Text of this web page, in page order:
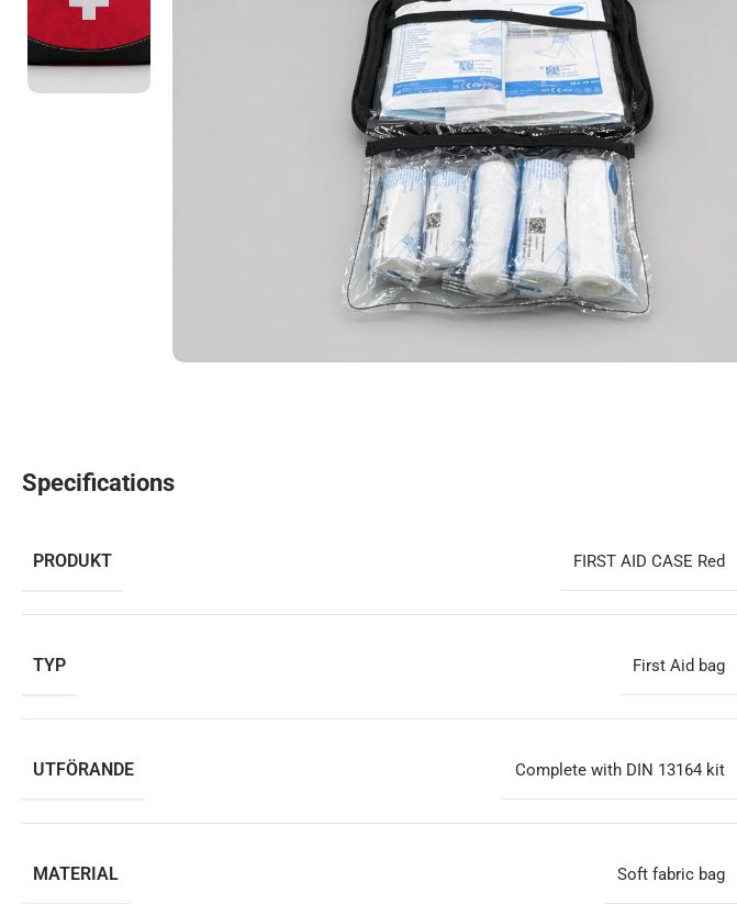
Specifications
PRODUKT FIRST AID CASE Red
TYP First Aid bag
UTFÖRANDE Complete with DIN 13164 kit
MATERIAL Soft fabric bag